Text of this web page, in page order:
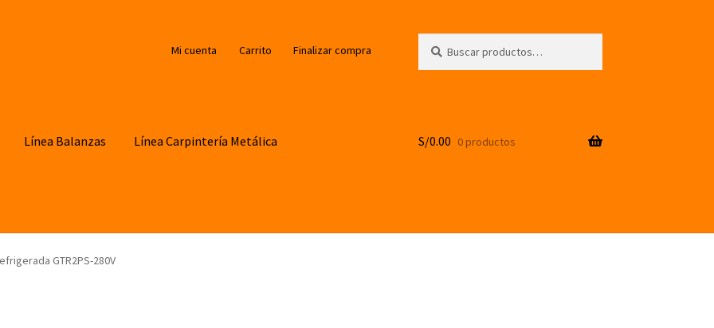
Mi cuenta Carrito Finalizar compra
por:
Línea Balanzas Línea Carpintería Metálica S/0.00 0 productos
GTR2PS-280V